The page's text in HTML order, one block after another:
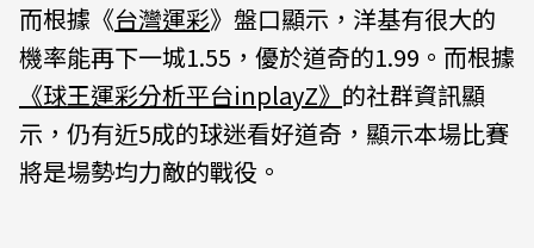
而根據《台灣運彩》盤口顯示，洋基有很大的
機率能再下一城1.55，優於道奇的1.99。而根據
《球王運彩分析平台inplayZ》 的社群資訊顯
示，仍有近5成的球迷看好道奇，顯示本場比賽
將是場勢均力敵的戰役。